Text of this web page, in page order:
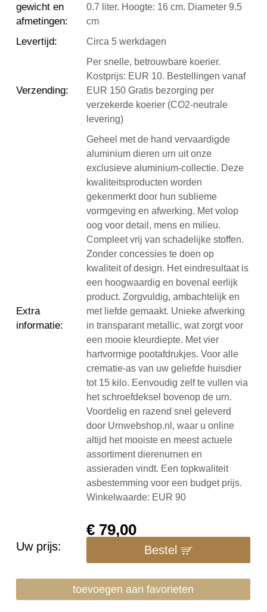
gewicht en
afmetingen:
0.7 liter. Hoogte: 16 cm. Diameter 9.5
cm
Levertijd: Circa 5 werkdagen
Verzending:
Per snelle, betrouwbare koerier.
Kostprijs: EUR 10. Bestellingen vanaf
EUR 150 Gratis bezorging per
verzekerde koerier (CO2-neutrale
levering)
Extra
informatie:
Geheel met de hand vervaardigde
aluminium dieren urn uit onze
exclusieve aluminium-collectie. Deze
kwaliteitsproducten worden
gekenmerkt door hun sublieme
vormgeving en afwerking. Met volop
oog voor detail, mens en milieu.
Compleet vrij van schadelijke stoffen.
Zonder concessies te doen op
kwaliteit of design. Het eindresultaat is
een hoogwaardig en bovenal eerlijk
product. Zorgvuldig, ambachtelijk en
met liefde gemaakt. Unieke afwerking
in transparant metallic, wat zorgt voor
een mooie kleurdiepte. Met vier
hartvormige pootafdrukjes. Voor alle
crematie-as van uw geliefde huisdier
tot 15 kilo. Eenvoudig zelf te vullen via
het schroefdeksel bovenop de urn.
Voordelig en razend snel geleverd
door Urnwebshop.nl, waar u online
altijd het mooiste en meest actuele
assortiment dierenurnen en
assieraden vindt. Een topkwaliteit
asbestemming voor een budget prijs.
Winkelwaarde: EUR 90
Uw prijs:
€ 79,00
Bestel
toevoegen aan favorieten